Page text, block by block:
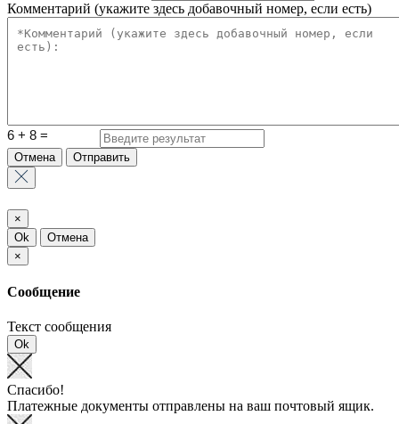
Комментарий (укажите здесь добавочный номер, если есть)
Отмена Отправить
×
Ok
Отмена
×
Сообщение
Текст сообщения
Ok
Спасибо!
Платежные документы отправлены на ваш почтовый ящик.